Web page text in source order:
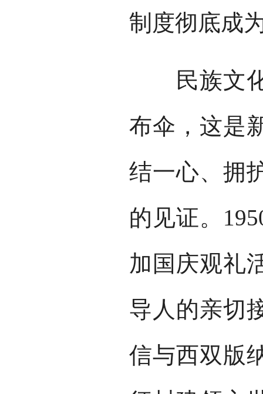
制度彻底成
民族文化
布伞，这是
结一心、拥
的见证。
加国庆观礼
导人的亲切
信与西双版